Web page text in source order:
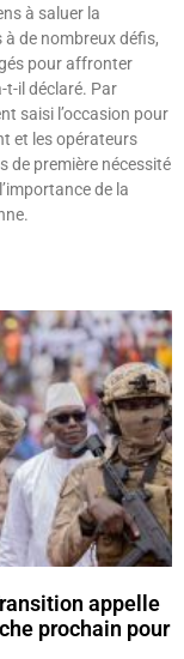
à saluer la
de nombreux défis,
pour affronter
t-il déclaré. Par
saisi l’occasion pour
et les opérateurs
de première nécessité
de la
appelle
prochain pour